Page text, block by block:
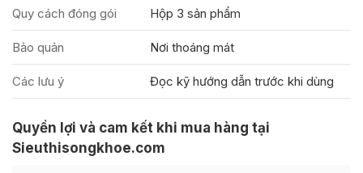
Quy cách đóng gói Hộp 3 sản phẩm
Bảo quản Nơi thoáng mát
Các lưu ý Đọc kỹ hướng dẫn trước khi dùng
Quyền lợi và cam kết khi mua hàng tại
Sieuthisongkhoe.com